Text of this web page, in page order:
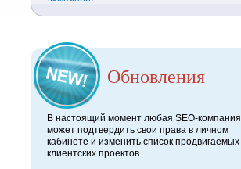
Обновления
В настоящий момент любая SEO-компания
может подтвердить свои права в личном
кабинете и изменить список продвигаемых
клиентских проектов.